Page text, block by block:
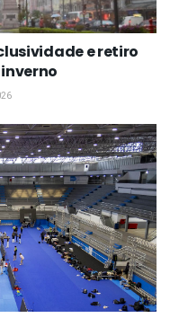
e retiro